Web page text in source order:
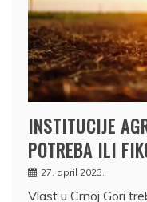
INSTITUCIJE
POTREBA ILI
27. april 2023.
Vlast u Crnoj Gori